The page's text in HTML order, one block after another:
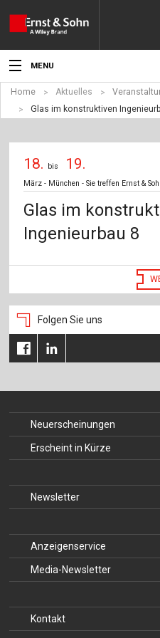
MENU
Aktuelles
Angebote
Fachgebiete
Produkte
Für Autor:innen
Verlag
Home Aktuelles
Glas im konstruktiven
18. bis 19.
März - München - Sie treffen Ernst &
Glas im
Ingenieurbau 8
Folgen Sie uns
Neuerscheinungen
Erscheint in Kürze
Newsletter
Anzeigenservice
Media-Newsletter
Kontakt